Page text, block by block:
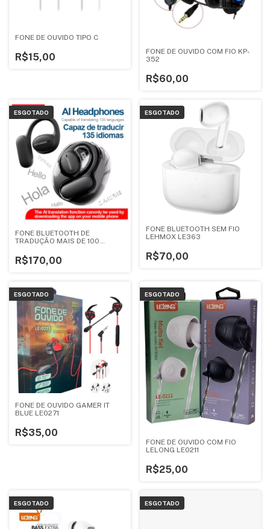
FONE DE OUVIDO TIPO C
R$15,00
FONE DE OUVIDO COM FIO KP-
352
R$60,00
ESGOTADO
FONE BLUETOOTH DE
TRADUÇÃO MAIS DE 100
R$170,00
ESGOTADO
FONE BLUETOOTH SEM FIO
LEHMOX LE363
R$70,00
ESGOTADO
FONE DE OUVIDO GAMER IT
BLUE LE0271
R$35,00
ESGOTADO
FONE DE OUVIDO COM FIO
LELONG LE0211
R$25,00
ESGOTADO ESGOTADO